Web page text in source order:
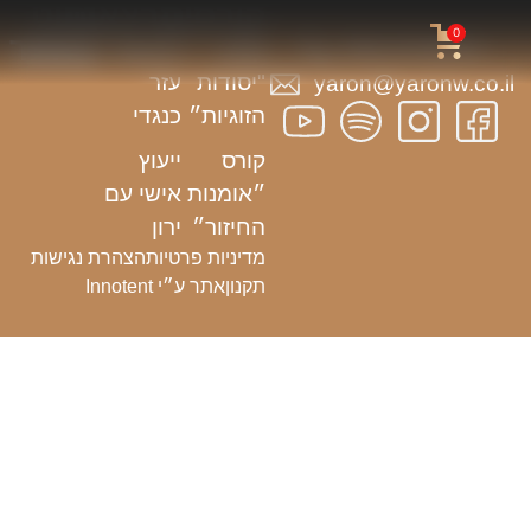
0
קורס
"יסודות
הזוגיות״
קורס
״אומנות
החיזור״
הרצאת
עזר
כנגדי
ייעוץ
אישי עם
ירון
באתר
מדיניות פרטיותהצהרת נגישות
תקנוןאתר ע״י Innotent
054-3703933
yaron@yaronw.co.il